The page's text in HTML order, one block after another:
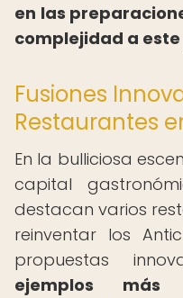
en las
complejidad a
Fusiones
Restaurantes
En la bulliciosa
capital
destacan varios
reinventar los
propuestas
ejemplos